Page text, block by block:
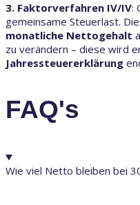
3. Faktorverfahren IV/IV:
gemeinsame Steuerlast.
monatliche Nettogehalt
zu verändern – diese wird
Jahressteuererklärung
FAQ's
Wie viel Netto bleiben bei